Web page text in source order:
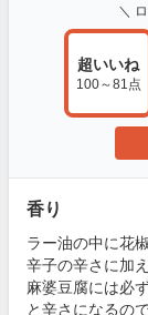
＼
超いいね
100～81点
香り
ラー油の中に花
辛子の辛さに加
麻婆豆腐には必
と辛さになるの